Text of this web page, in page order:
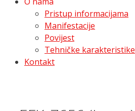
Pristup informacijama
Manifestacije
Povijest
Tehničke karakteristike
Kontakt